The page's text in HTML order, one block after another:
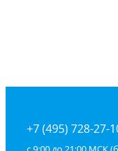
+7 (495) 728-27-